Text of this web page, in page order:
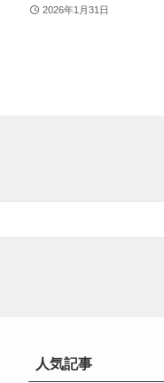
2026年1月31日
人気記事